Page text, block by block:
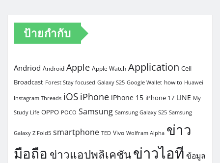
ป้ายกำกับ
Andriod Android Apple Apple Watch Application Cell
Broadcast Forest Stay focused Galaxy S25 Google Wallet how to Huawei
Instagram Threads iOS iPhone iPhone 15 iPhone 17 LINE My
Study Life OPPO POCO Samsung Samsung Galaxy S25 Samsung
Galaxy Z Fold5 smartphone TED Vivo Wolfram Alpha ข่าว
มือถือ ข่าวแอปพลิเคชันข่าวไอที ข้อมูล